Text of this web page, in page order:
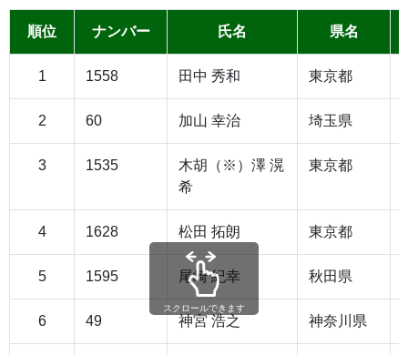
順位 ナンバー 氏名 県名
1 1558 田中 秀和 東京都
2 60 加山 幸治 埼玉県
3 1535
木胡（※）澤 滉
希
東京都
4 1628 松田 拓朗 東京都
5 1595 尾崎 紀幸 秋田県
6 49 神宮 浩之 神奈川県
スクロールできます